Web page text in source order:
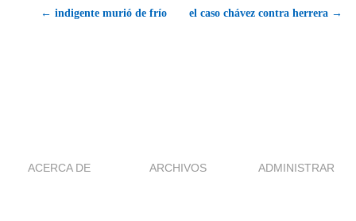
← indigente murió de frío el caso chávez contra herrera →
ACERCA DE ARCHIVOS ADMINISTRAR